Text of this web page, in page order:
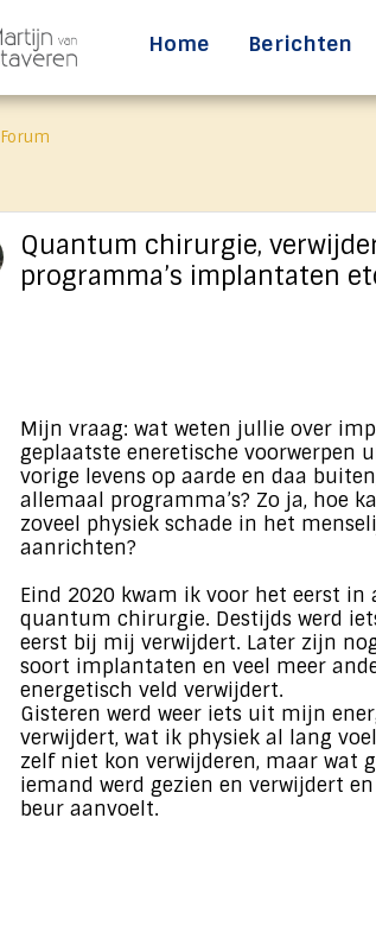
Home Berichten
Forum
Quantum chirurgie,
programma’s implantaten
Mijn vraag: wat weten jullie over
geplaatste eneretische voorwerpen
vorige levens op aarde en daa
allemaal programma’s? Zo ja, hoe
zoveel physiek schade in het
aanrichten?
Eind 2020 kwam ik voor het eerst
quantum chirurgie. Destijds werd
eerst bij mij verwijdert. Later zijn
soort implantaten en veel meer
energetisch veld verwijdert.
Gisteren werd weer iets uit mijn
verwijdert, wat ik physiek al lang
zelf niet kon verwijderen, maar wat
iemand werd gezien en verwijdert
beur aanvoelt.